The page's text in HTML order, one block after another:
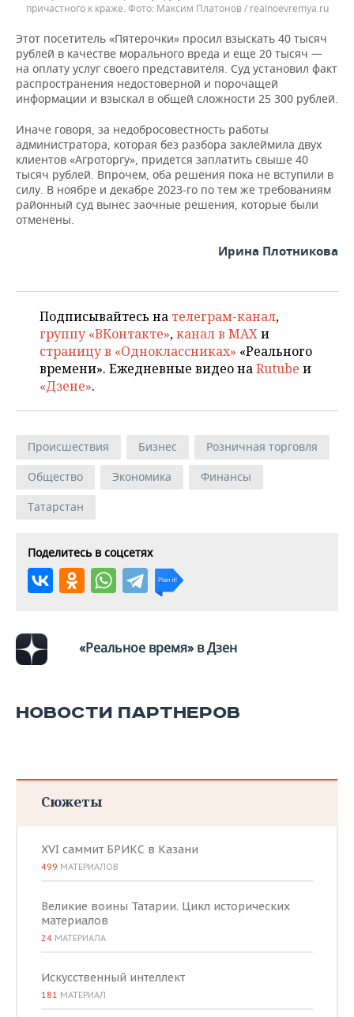
причастного к краже.
Максим Платонов / realnoevremya.ru
Этот посетитель «Пятерочки» просил взыскать 40 тысяч
рублей в качестве морального вреда и еще 20 тысяч —
на оплату услуг своего представителя. Суд установил факт
распространения недостоверной и порочащей
информации и взыскал в общей сложности 25 300 рублей.
Иначе говоря, за недобросовестность работы
администратора, которая без разбора заклеймила двух
клиентов «Агроторгу», придется заплатить свыше 40
тысяч рублей. Впрочем, оба решения пока не вступили в
силу. В ноябре и декабре 2023-го по тем же требованиям
районный суд вынес заочные решения, которые были
отменены.
Ирина Плотникова
Подписывайтесь на телеграм-канал,
группу «ВКонтакте»,канал в MAXи
страницу в «Одноклассниках» «Реального
времени». Ежедневные видео наRutube и
«Дзене».
Происшествия Бизнес
Розничная торговля
Общество
Экономика
Финансы
Татарстан
Поделитесь в соцсетях
«Реальное время» в Дзен
НОВОСТИ ПАРТНЕРОВ
Сюжеты
XVI саммит БРИКС в Казани
499 МАТЕРИАЛОВ
Великие воины Татарии. Цикл исторических
материалов
24 МАТЕРИАЛА
Искусственный интеллект
181 МАТЕРИАЛ